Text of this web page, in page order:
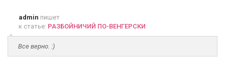
admin пишет
к статье: РАЗБОЙНИЧИЙ ПО-ВЕНГЕРСКИ
Все верно. :)